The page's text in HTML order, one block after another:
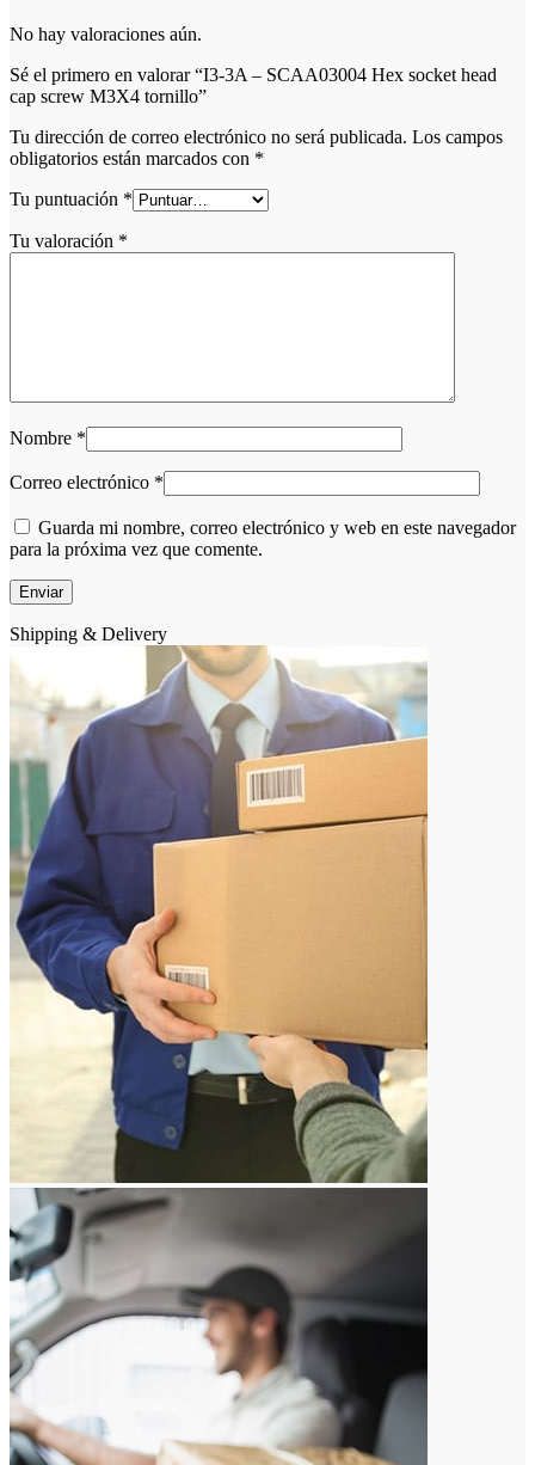
No hay valoraciones aún.
Sé el primero en valorar “I3-3A – SCAA03004 Hex socket head
cap screw M3X4 tornillo”
Tu dirección de correo electrónico no será publicada. Los campos
obligatorios están marcados con *
Tu puntuación *
Tu valoración *
Nombre *
Correo electrónico *
Guarda mi nombre, correo electrónico y web en este navegador
para la próxima vez que comente.
Shipping & Delivery